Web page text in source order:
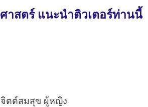
าสตร์ แนะนำติวเตอร์ท่านนี้
ตต์สมสุข ผู้หญิง